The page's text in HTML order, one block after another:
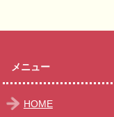
メニュー
HOME